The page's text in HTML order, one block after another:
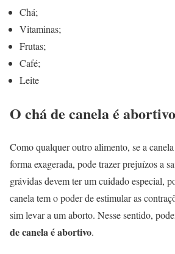
Chá;
Vitaminas;
Frutas;
Café;
Leite
O chá de canela é
Como qualquer outro alimento, se a
forma exagerada, pode trazer prejuízos a
grávidas devem ter um cuidado especial,
canela tem o poder de estimular as
sim levar a um aborto. Nesse sentido,
de canela é abortivo.